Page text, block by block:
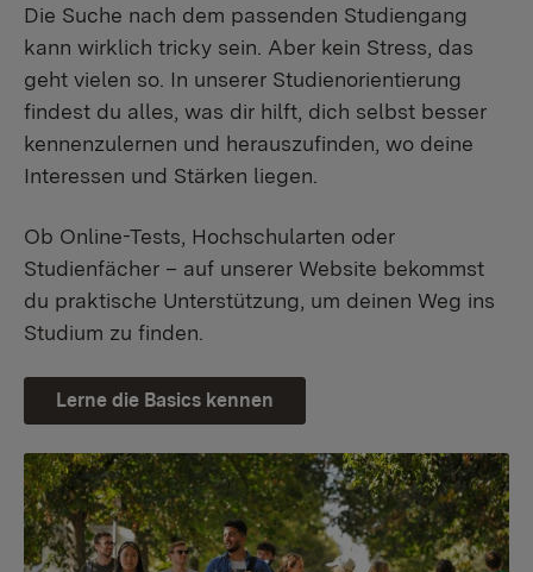
Die Suche nach dem passenden Studiengang
kann wirklich tricky sein. Aber kein Stress, das
geht vielen so. In unserer Studienorientierung
findest du alles, was dir hilft, dich selbst besser
kennenzulernen und herauszufinden, wo deine
Interessen und Stärken liegen.
Ob Online-Tests, Hochschularten oder
Studienfächer – auf unserer Website bekommst
du praktische Unterstützung, um deinen Weg ins
Studium zu finden.
Lerne die Basics kennen